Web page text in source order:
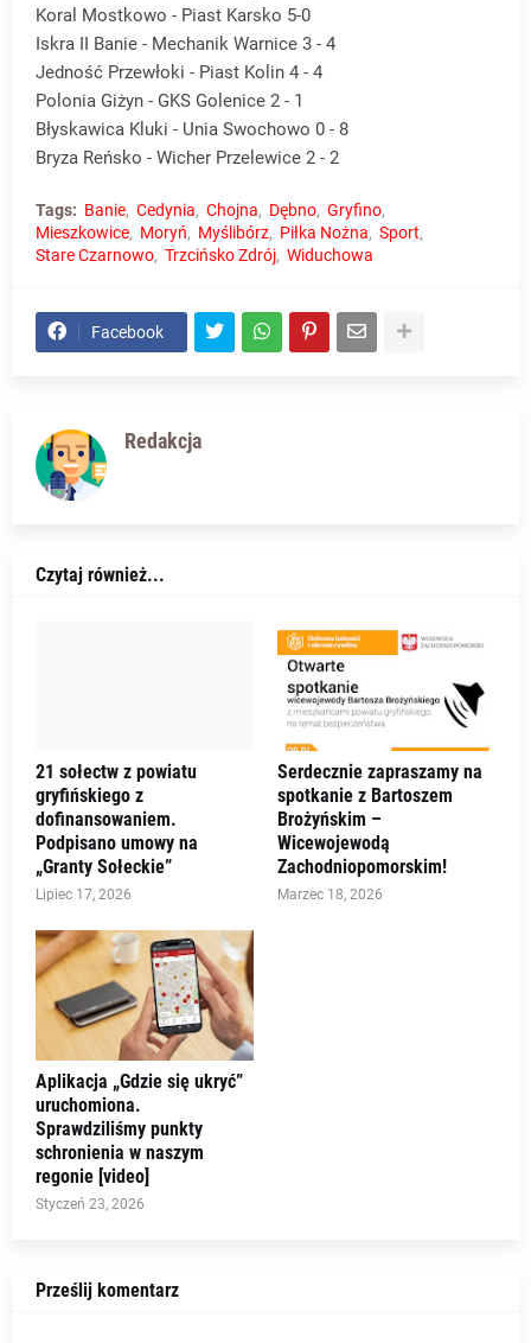
Koral Mostkowo - Piast Karsko 5-0
Iskra II Banie - Mechanik Warnice 3 - 4
Jedność Przewłoki - Piast Kolin 4 - 4
Polonia Giżyn - GKS Golenice 2 - 1
Błyskawica Kluki - Unia Swochowo 0 - 8
Bryza Reńsko - Wicher Przelewice 2 - 2
Tags: Banie Cedynia Chojna Dębno Gryfino
Mieszkowice
Moryń Myślibórz Piłka Nożna
Sport
Stare Czarnowo Trzcińsko Zdrój Widuchowa
Facebook
Redakcja
Czytaj również...
21 sołectw z powiatu
gryfińskiego z
dofinansowaniem.
Podpisano umowy na
„Granty Sołeckie”
Lipiec 17, 2026
Serdecznie zapraszamy na
spotkanie z Bartoszem
Brożyńskim –
Wicewojewodą
Zachodniopomorskim!
Marzec 18, 2026
Aplikacja „Gdzie się ukryć”
uruchomiona.
Sprawdziliśmy punkty
schronienia w naszym
regonie [video]
Styczeń 23, 2026
Prześlij komentarz